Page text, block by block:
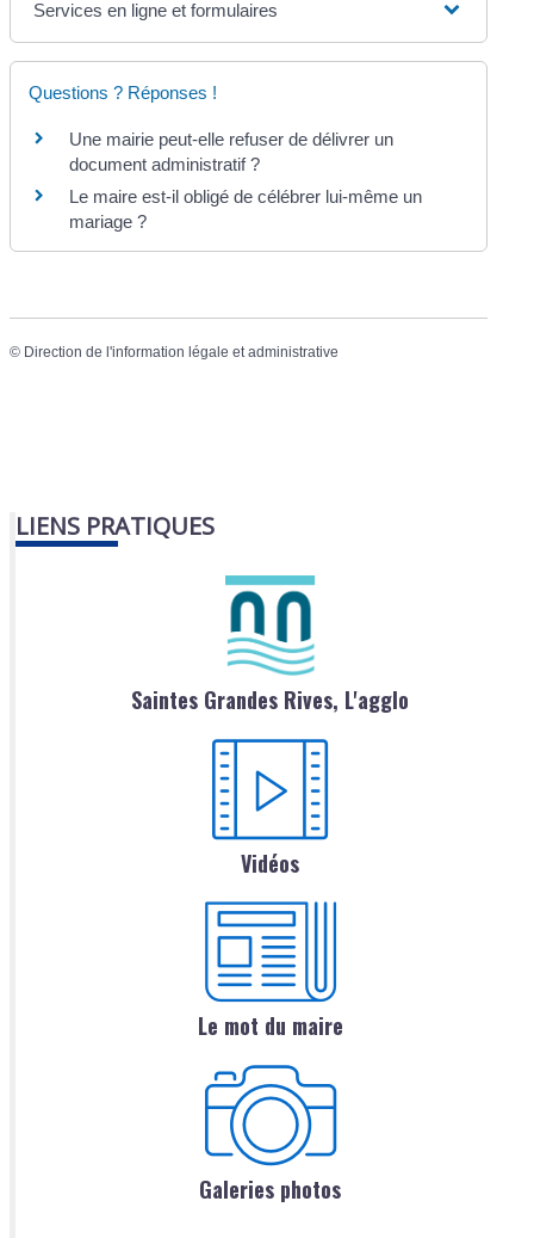
Services en ligne et formulaires
Questions ? Réponses !
Une mairie peut-elle refuser de délivrer un
document administratif ?
Le maire est-il obligé de célébrer lui-même un
mariage ?
© Direction de l'information légale et administrative
LIENS PRATIQUES
Saintes Grandes Rives, L'agglo
Vidéos
Le mot du maire
Galeries photos